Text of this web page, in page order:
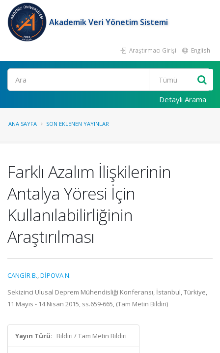
Akademik Veri Yönetim Sistemi
Araştırmacı Girişi English
Ara
Detaylı Arama
ANA SAYFA SON EKLENEN YAYINLAR
Farklı Azalım İlişkilerinin
Antalya Yöresi İçin
Kullanılabilirliğinin
Araştırılması
CANGİR B.,DİPOVA N.
Sekizinci Ulusal Deprem Mühendisliği Konferansı, İstanbul, Türkiye,
11 Mayıs - 14 Nisan 2015, ss.659-665, (Tam Metin Bildiri)
Yayın Türü: Bildiri / Tam Metin Bildiri